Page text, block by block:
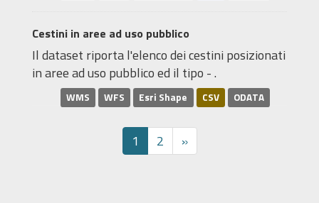
Cestini in aree ad uso pubblico
Il dataset riporta l'elenco dei cestini posizionati
in aree ad uso pubblico ed il tipo - .
WMS WFS Esri Shape CSV ODATA
1 2 »